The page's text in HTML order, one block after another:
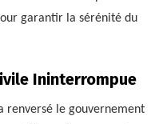
garantir la sérénité du
Ininterrompue
renversé le gouvernement